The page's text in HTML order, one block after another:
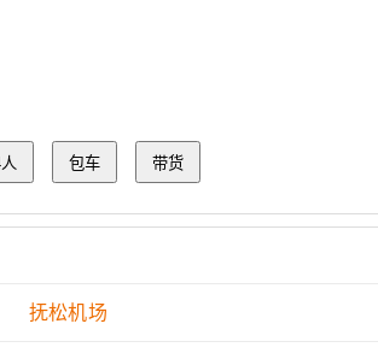
包车 带货
抚松机场